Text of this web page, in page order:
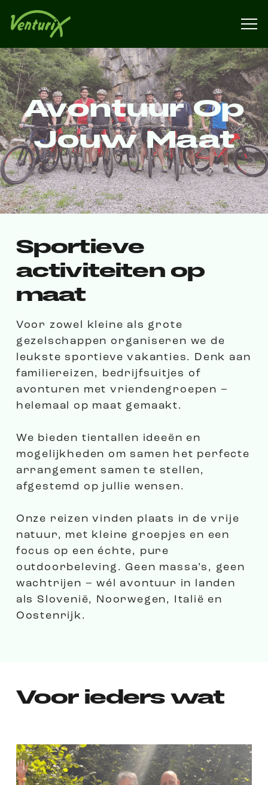
Avontuur Op
Jouw Maat
Sportieve
activiteiten op
maat
Voor zowel kleine als grote
gezelschappen organiseren we de
leukste sportieve vakanties. Denk aan
familiereizen, bedrijfsuitjes of
avonturen met vriendengroepen –
helemaal op maat gemaakt.
We bieden tientallen ideeën en
mogelijkheden om samen het perfecte
arrangement samen te stellen,
afgestemd op jullie wensen.
Onze reizen vinden plaats in de vrije
natuur, met kleine groepjes en een
focus op een échte, pure
outdoorbeleving. Geen massa’s, geen
wachtrijen – wél avontuur in landen
als Slovenië, Noorwegen, Italië en
Oostenrijk.
Voor ieders wat